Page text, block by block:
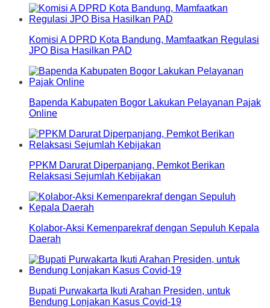
Komisi A DPRD Kota Bandung, Mamfaatkan Regulasi
JPO Bisa Hasilkan PAD
Bapenda Kabupaten Bogor Lakukan Pelayanan Pajak
Online
PPKM Darurat Diperpanjang, Pemkot Berikan
Relaksasi Sejumlah Kebijakan
Kolabor-Aksi Kemenparekraf dengan Sepuluh Kepala
Daerah
Bupati Purwakarta Ikuti Arahan Presiden, untuk
Bendung Lonjakan Kasus Covid-19